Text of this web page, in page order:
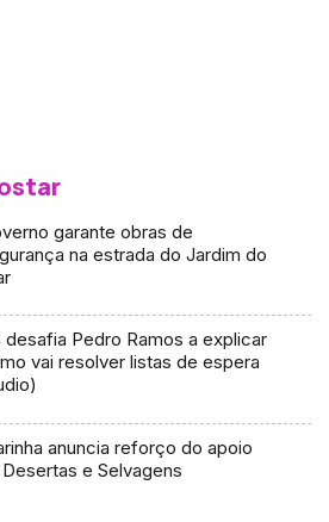
garante obras de
na estrada do Jardim do
desafia Pedro Ramos a explicar
vai resolver listas de espera
anuncia reforço do apoio
e Selvagens